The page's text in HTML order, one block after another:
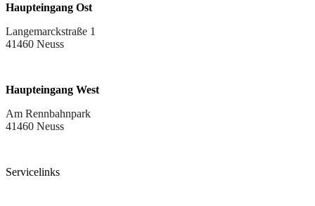
Haupteingang Ost
Langemarckstraße 1
41460 Neuss
Haupteingang West
Am Rennbahnpark
41460 Neuss
Servicelinks